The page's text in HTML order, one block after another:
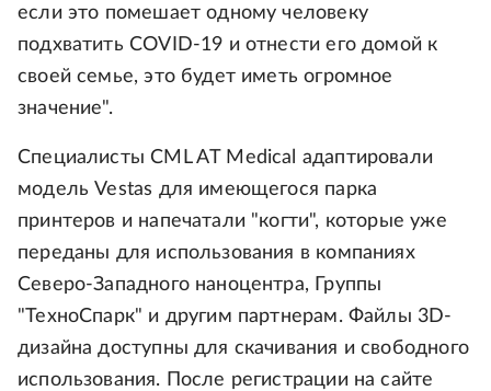
если это помешает одному человеку
подхватить COVID-19 и отнести его домой к
своей семье, это будет иметь огромное
значение".
Специалисты CML AT Medical адаптировали
модель Vestas для имеющегося парка
принтеров и напечатали "когти", которые уже
переданы для использования в компаниях
Северо-Западного наноцентра, Группы
"ТехноСпарк" и другим партнерам. Файлы 3D-
дизайна доступны для скачивания и свободного
использования. После регистрации на сайте